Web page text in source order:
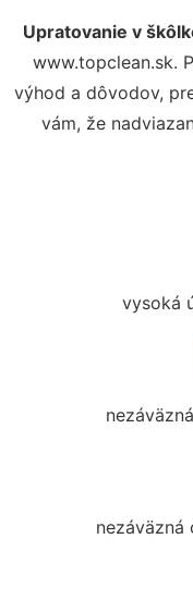
Upratovanie v
www.topclean.sk.
výhod a dôvodov,
vám, že
vysoká
nezáväzná